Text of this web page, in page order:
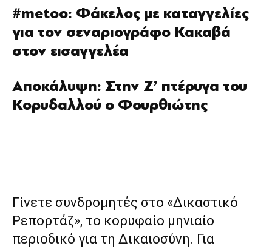
#metoo: Φάκελος με καταγγελίες
για τον σεναριογράφο Κακαβά
στον εισαγγελέα
Αποκάλυψη: Στην Ζ’ πτέρυγα του
Κορυδαλλού ο Φουρθιώτης
Γίνετε συνδρομητές στο «Δικαστικό
Ρεπορτάζ», το κορυφαίο μηνιαίο
περιοδικό για τη Δικαιοσύνη. Για